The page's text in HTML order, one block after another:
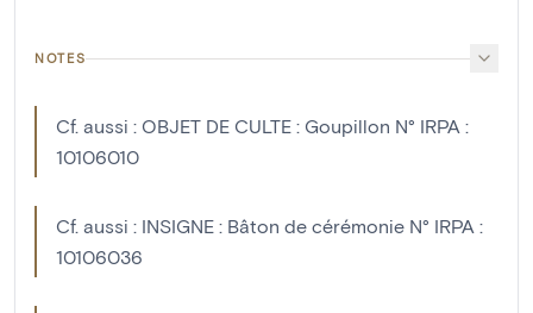
NOTES
Cf. aussi : OBJET DE CULTE : Goupillon N° IRPA :
10106010
Cf. aussi : INSIGNE : Bâton de cérémonie N° IRPA :
10106036